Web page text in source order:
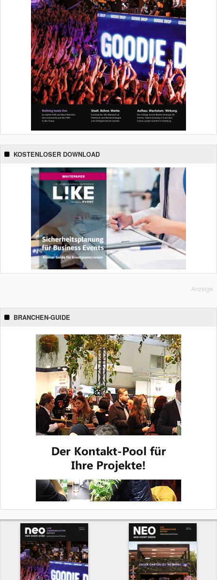
KOSTENLOSER DOWNLOAD
Anzeige
BRANCHEN-GUIDE